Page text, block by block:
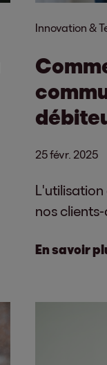
Innovation &
25 févr. 2025
nos
En savoir